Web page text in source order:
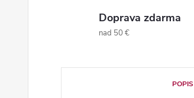
Doprava zdarma
nad 50 €
POPIS